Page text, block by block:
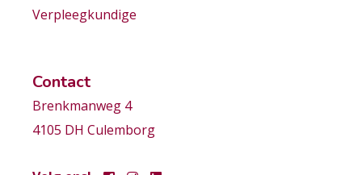
Verpleegkundige
Contact
Brenkmanweg 4
4105 DH Culemborg